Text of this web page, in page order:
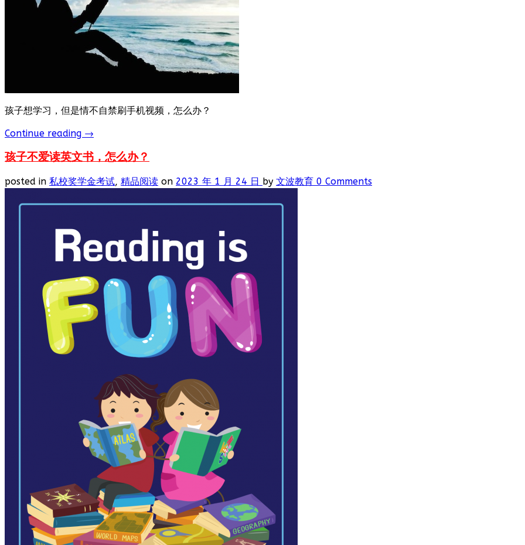
孩子想学习，但是情不自禁刷手机视频，怎么办？
Continue reading →
孩子不爱读英文书，怎么办？
posted in 私校奖学金考试, 精品阅读 on 2023 年 1 月 24 日 by 文波教育 0 Comments